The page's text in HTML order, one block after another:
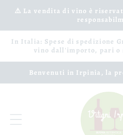
Ir
directamente
⚠️ La vendita di vino è
In Italia: Spese di spedizione
vino dall'importo, pari o
Benvenuti in Irpinia, la